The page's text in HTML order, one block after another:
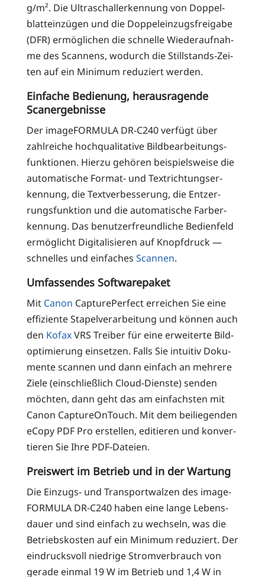
g/m². Die Ultra­schal­ler­ken­nung von Dop­pel­
blatt­ein­zü­gen und die Dop­pel­ein­zugs­frei­ga­be
(DFR) ermög­li­chen die schnel­le Wie­der­auf­nah­
me des Scan­nens, wodurch die Still­stands-Zei­
ten auf ein Mini­mum redu­ziert werden.
Einfache Bedienung, herausragende
Scanergebnisse
Der image­FOR­MU­LA DR-C240 ver­fügt über
zahl­rei­che hoch­qua­li­ta­ti­ve Bild­be­ar­bei­tungs­
funk­tio­nen. Hier­zu gehö­ren bei­spiels­wei­se die
auto­ma­ti­sche For­mat- und Tex­trich­tungs­er­
ken­nung, die Text­ver­bes­se­rung, die Ent­zer­
rungs­funk­ti­on und die auto­ma­ti­sche Farb­er­
ken­nung. Das benut­zer­freund­li­che Bedien­feld
ermög­licht Digi­ta­li­sie­ren auf Knopf­druck —
schnel­les und ein­fa­ches Scannen.
Umfassendes Softwarepaket
Mit Canon Cap­ture­Per­fect errei­chen Sie eine
effi­zi­en­te Sta­pel­ver­ar­bei­tung und kön­nen auch
den KofaxVRS Trei­ber für eine erwei­ter­te Bild­
op­ti­mie­rung ein­set­zen. Falls Sie intui­tiv Doku­
men­te scan­nen und dann ein­fach an meh­re­re
Zie­le (ein­schließ­lich Cloud-Diens­te) sen­den
möch­ten, dann geht das am ein­fachs­ten mit
Canon Cap­tu­re­On­Touch. Mit dem bei­lie­gen­den
eCo­py PDF Pro erstel­len, edi­tie­ren und kon­ver­
tie­ren Sie Ihre PDF-Dateien.
Preiswert im Betrieb und in der Wartung
Die Ein­zugs- und Trans­port­wal­zen des image­
FOR­MU­LA DR-C240 haben eine lan­ge Lebens­
dau­er und sind ein­fach zu wech­seln, was die
Betriebs­kos­ten auf ein Mini­mum redu­ziert. Der
ein­drucks­voll nied­ri­ge Strom­ver­brauch von
gera­de ein­mal 19 W im Betrieb und 1,4 W in